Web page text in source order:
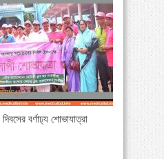
বর্ণাঢ্য শোভাযাত্রা